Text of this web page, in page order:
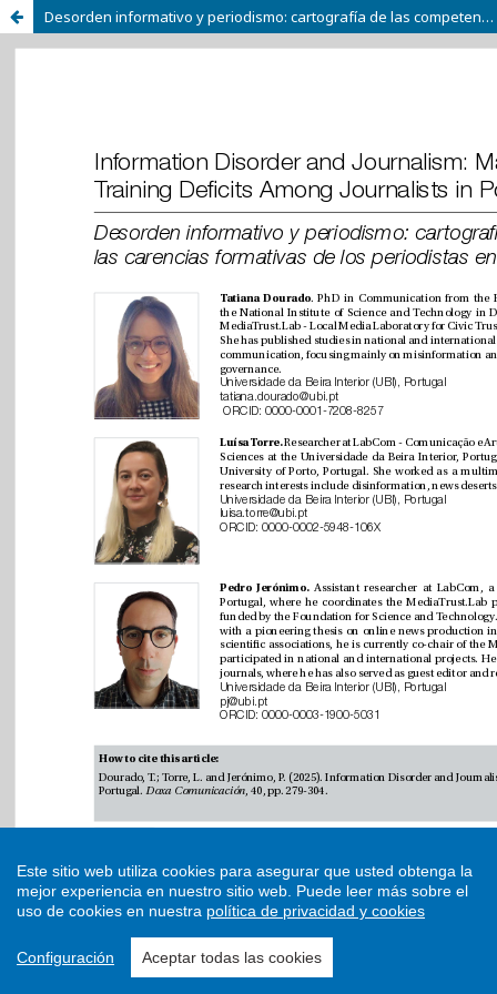
Desorden informativo y periodismo: cartografía de las competencias digitales y las carencias formativas de los periodistas en Portugal
Este sitio web utiliza cookies para asegurar que usted obtenga la
mejor experiencia en nuestro sitio web. Puede leer más sobre el
uso de cookies en nuestra política de privacidad y cookies
Configuración Aceptar todas las cookies